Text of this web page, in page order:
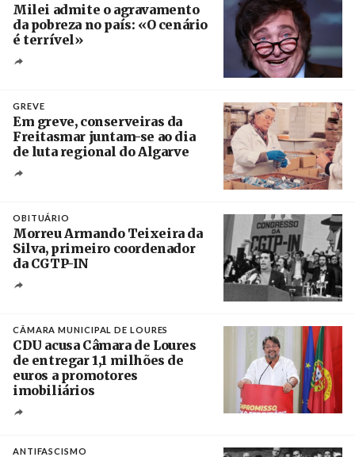
Milei admite o agravamento
da pobreza no país: «O cenário
é terrível»
GREVE
Em greve, conserveiras da
Freitasmar juntam-se ao dia
de luta regional do Algarve
OBITUÁRIO
Morreu Armando Teixeira da
Silva, primeiro coordenador
da CGTP-IN
CÂMARA MUNICIPAL DE LOURES
CDU acusa Câmara de Loures
de entregar 1,1 milhões de
euros a promotores
imobiliários
ANTIFASCISMO